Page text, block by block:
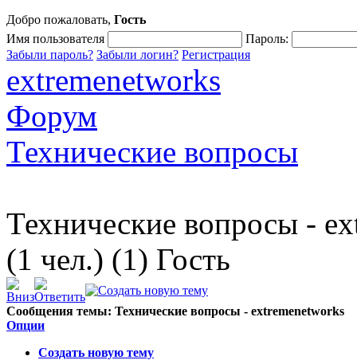
Добро пожаловать, Гость
Имя пользователя
Пароль:
Забыли пароль? Забыли логин? Регистрация
extremenetworks
Форум
Технические вопросы
Технические вопросы -
(1 чел.) (1) Гость
Сообщения темы: Технические вопросы - extremenetworks
Опции
Создать новую тему